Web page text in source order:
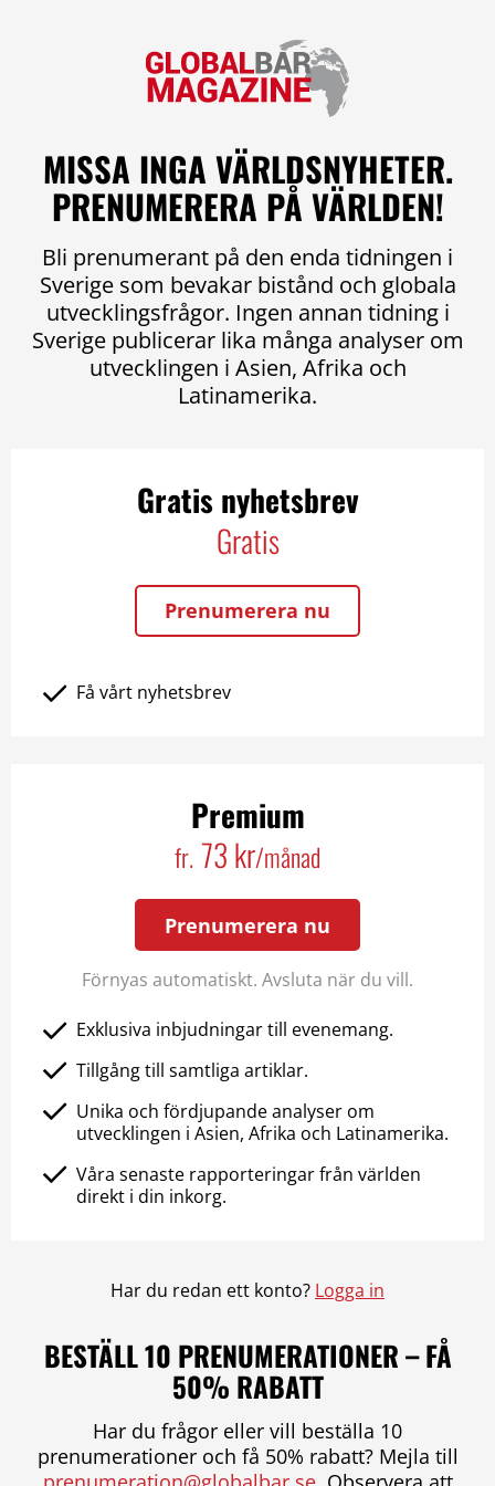
MISSA INGA VÄRLDSNYHETER.
PRENUMERERA PÅ VÄRLDEN!
Bli prenumerant på den enda tidningen i
Sverige som bevakar bistånd och globala
utvecklingsfrågor. Ingen annan tidning i
Sverige publicerar lika många analyser om
utvecklingen i Asien, Afrika och
Latinamerika.
Gratis nyhetsbrev
Gratis
Prenumerera nu
Få vårt nyhetsbrev
Premium
fr. 73 kr/månad
Prenumerera nu
Förnyas automatiskt. Avsluta när du vill.
Exklusiva inbjudningar till evenemang.
Tillgång till samtliga artiklar.
Unika och fördjupande analyser om
utvecklingen i Asien, Afrika och Latinamerika.
Våra senaste rapporteringar från världen
direkt i din inkorg.
Har du redan ett konto? Logga in
BESTÄLL 10 PRENUMERATIONER – FÅ
50% RABATT
Har du frågor eller vill beställa 10
prenumerationer och få 50% rabatt? Mejla till